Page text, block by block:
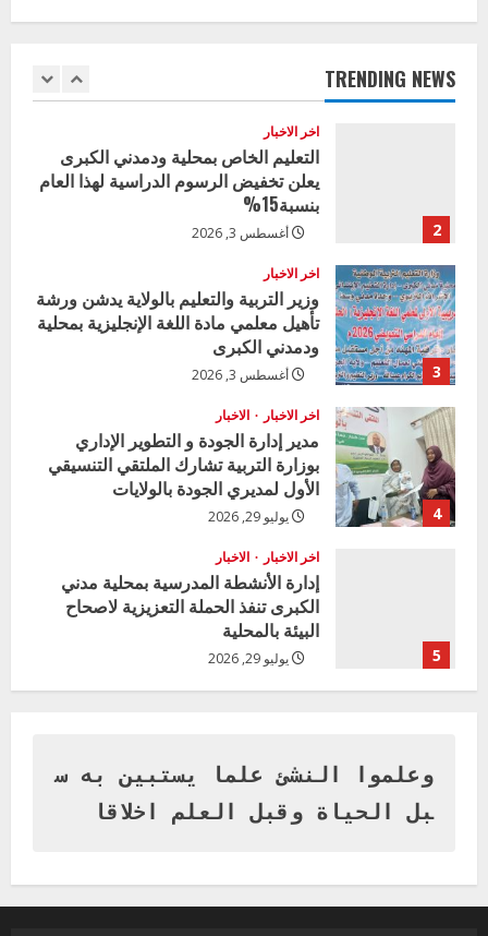
n
R
e
a
d
i
n
g
TRENDING NEWS
1
2
اخر الاخبار
التعليم الخاص بمحلية ودمدني الكبرى
يعلن تخفيض الرسوم الدراسية لهذا العام
بنسبة15%
أغسطس 3, 2026
3
اخر الاخبار
وزير التربية والتعليم بالولاية يدشن ورشة
تأهيل معلمي مادة اللغة الإنجليزية بمحلية
ودمدني الكبرى
أغسطس 3, 2026
4
اخر الاخبار الاخبار
مدير إدارة الجودة و التطوير الإداري
بوزارة التربية تشارك الملتقي التنسيقي
الأول لمديري الجودة بالولايات
يوليو 29, 2026
5
اخر الاخبار الاخبار
إدارة الأنشطة المدرسية بمحلية مدني
الكبرى تنفذ الحملة التعزيزية لاصحاح
البيئة بالمحلية
يوليو 29, 2026
بنات بمحلية ود مدني الكبرى
أغسطس 3, 2026
يعلن تخفيض الرسوم الدراسية لهذا العام
بنسبة15%
وعلموا النشئ علما يستبين به س
بل الحياة وقبل العلم اخلاقا